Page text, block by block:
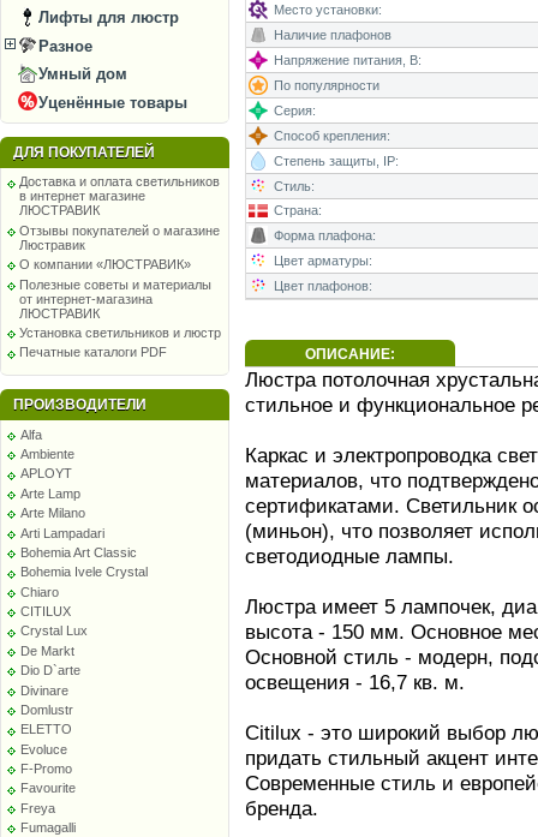
Лифты для люстр
Разное
Умный дом
Уценённые товары
ДЛЯ ПОКУПАТЕЛЕЙ
Доставка и оплата светильников
в интернет магазине
ЛЮСТРАВИК
Отзывы покупателей о магазине
Люстравик
О компании «ЛЮСТРАВИК»
Полезные советы и материалы
от интернет-магазина
ЛЮСТРАВИК
Установка светильников и люстр
Печатные каталоги PDF
ПРОИЗВОДИТЕЛИ
Alfa
Ambiente
APLOYT
Arte Lamp
Arte Milano
Arti Lampadari
Bohemia Art Classic
Bohemia Ivele Crystal
Chiaro
CITILUX
Crystal Lux
De Markt
Dio D`arte
Divinare
Domlustr
ELETTO
Evoluce
F-Promo
Favourite
Freya
Fumagalli
Место установки:
Наличие плафонов
Напряжение питания, В:
По популярности
Серия:
Способ крепления:
Степень защиты, IP:
Стиль:
Страна:
Форма плафона:
Цвет арматуры:
Цвет плафонов:
ОПИСАНИЕ:
Люстра потолочная
стильное и функциональное
Каркас и электропроводка
материалов, что
сертификатами. Светильник
(миньон), что позволяет
светодиодные лампы.
Люстра имеет 5 лампочек,
высота - 150 мм. Основное
Основной стиль - модерн,
освещения - 16,7 кв. м.
Citilux - это широкий выбор
придать стильный акцент
Современные стиль и
бренда.